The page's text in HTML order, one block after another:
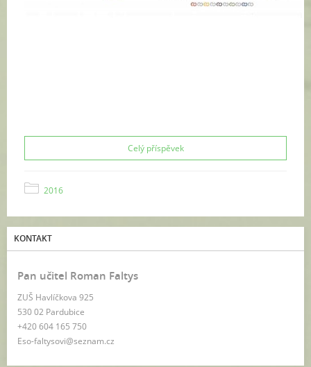
Celý příspěvek
2016
KONTAKT
Pan učitel Roman Faltys
ZUŠ Havlíčkova 925
530 02 Pardubice
+420 604 165 750
Eso-faltysovi@seznam.cz